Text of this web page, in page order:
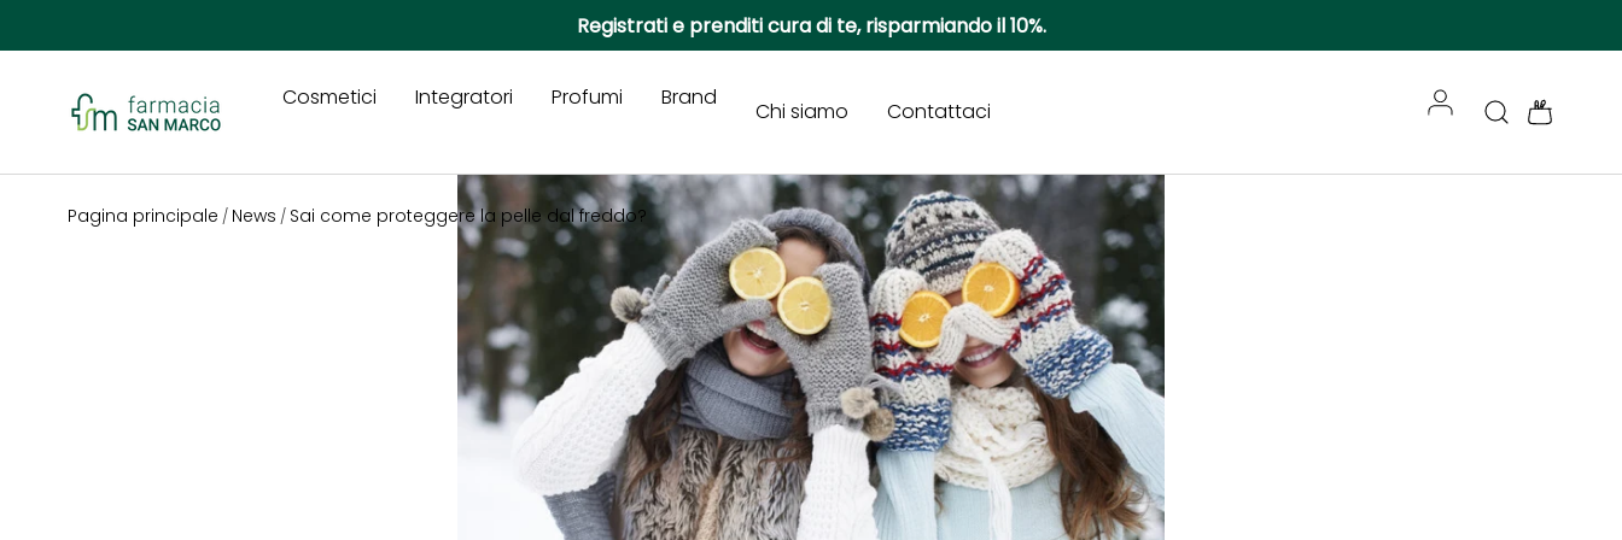
Registrati e prenditi cura di te, risparmiando il 10%.
Cosmetici Integratori Profumi Brand
Chi siamo Contattaci Accedi Cerca
Pagina principale / News / Sai come proteggere la pelle dal freddo?